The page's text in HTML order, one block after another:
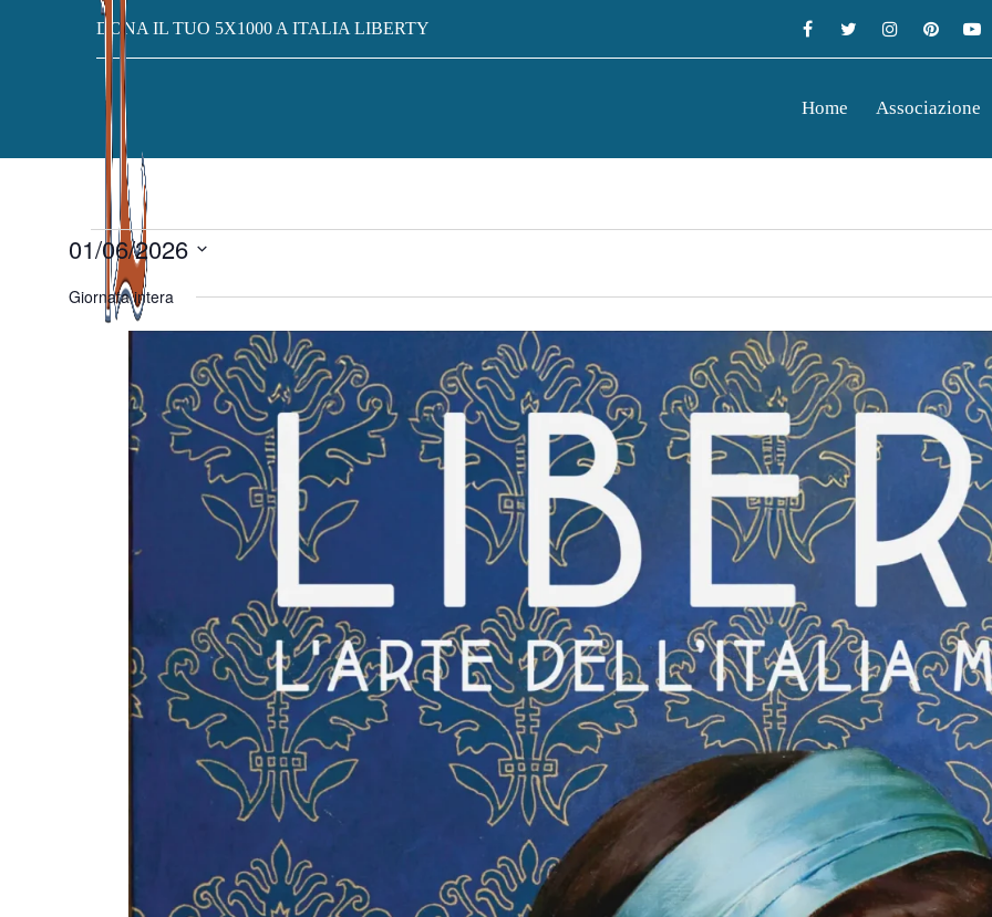
DONA IL TUO 5X1000 A ITALIA LIBERTY
Home Associazione
Eventi
for
Giugno
2026
01/06/2026
Seleziona
la
Giornata intera